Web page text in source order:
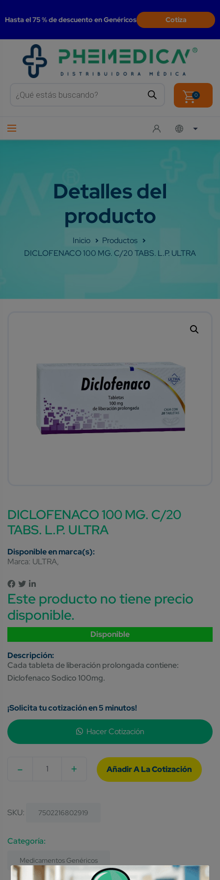
Hasta el 75 % de descuento en Genéricos Cotiza
search 0
Shop
DICLOFENACO 100 MG. C/20 TABS. L.P. ULTRA
DICLOFENACO 100 MG. C/20
TABS. L.P. ULTRA
Marca: ULTRA
Este producto no tiene precio
disponible.
Disponible
Cada tableta de liberación prolongada contiene:
Diclofenaco Sodico 100mg.
¡Solicita tu cotización en 5 minutos!
Hacer Cotización
- +
SKU: 7502216802919
Category:
Medicamentos Genéricos